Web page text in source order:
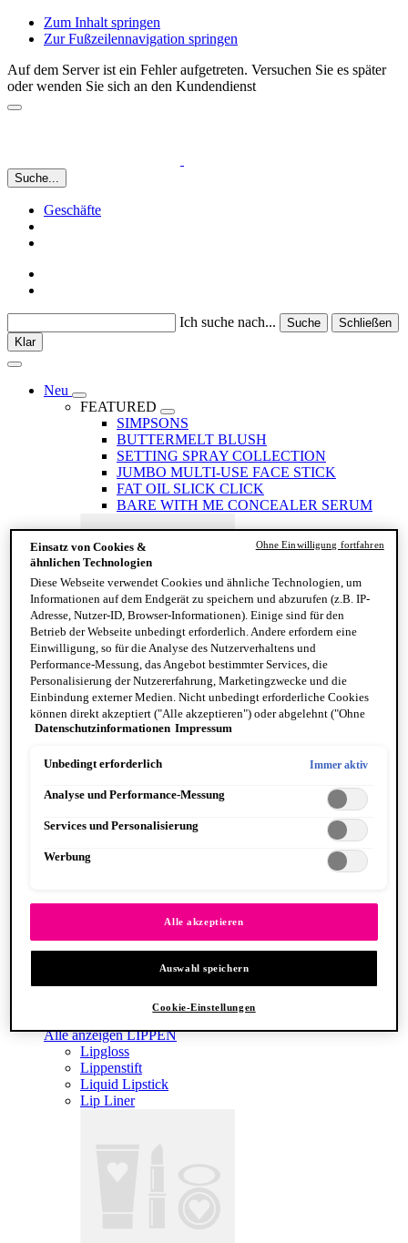
Zum Inhalt springen
Zur Fußzeilennavigation springen
Auf dem Server ist ein Fehler aufgetreten. Versuchen Sie es später
oder wenden Sie sich an den Kundendienst
Suche...
Geschäfte
Ich suche nach... Suche
Schließen
Klar
Neu
FEATURED
SIMPSONS
BUTTERMELT BLUSH
SETTING SPRAY COLLECTION
JUMBO MULTI-USE FACE STICK
FAT OIL SLICK CLICK
BARE WITH ME CONCEALER SERUM
The Face Glue
BESTSELLER
AUGEN
Alle anzeigen AUGEN
Augenbrauen
Mascara
Lidschatten Primer
The Brow Glue Crazy Lift
Alle anzeigen LIPPEN
Lipgloss
Lippenstift
Liquid Lipstick
Lip Liner
Einsatz von Cookies &
ähnlichen Technologien
Diese Webseite verwendet Cookies und ähnliche Technologien, um
Informationen auf dem Endgerät zu speichern und abzurufen (z.B. IP-
Adresse, Nutzer-ID, Browser-Informationen). Einige sind für den
Betrieb der Webseite unbedingt erforderlich. Andere erfordern eine
Einwilligung, so für die Analyse des Nutzerverhaltens und
Performance-Messung, das Angebot bestimmter Services, die
Personalisierung der Nutzererfahrung, Marketingzwecke und die
Einbindung externer Medien. Nicht unbedingt erforderliche Cookies
können direkt akzeptiert ("Alle akzeptieren") oder abgelehnt ("Ohne
Einwilligung fortfahren") werden. Individuelle Anpassungen der
speichern"). Die Auswahl kann jederzeit unter dem Link "Cookie-
Datenschutzinformationen.
Datenschutzinformationen Impressum
Unbedingt erforderlich Immer aktiv
Analyse und Performance-Messung
Services und Personalisierung
Werbung
Alle akzeptieren
Auswahl speichern
Cookie-Einstellungen
Ohne Einwilligung fortfahren